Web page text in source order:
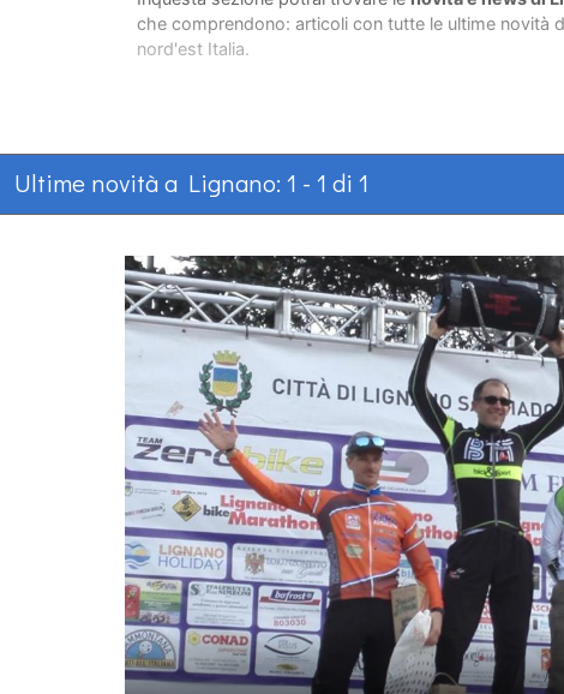
che comprendono: articoli con tutte le ultime novità
nord'est Italia.
Ultime novità a Lignano: 1 - 1 di 1